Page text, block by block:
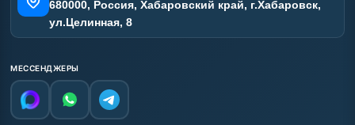
680000, Россия, Хабаровский край, г.Хабаровск,
ул.Целинная, 8
МЕССЕНДЖЕРЫ